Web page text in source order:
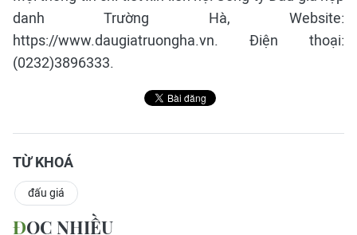
danh Trường Hà, Website:
https://www.daugiatruongha.vn. Điện thoại:
(0232)3896333.
TỪ KHOÁ
đấu giá
ĐỌC NHIỀU